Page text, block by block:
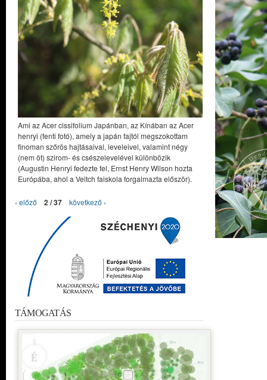
Ami az Acer cissifolium Japánban, az Kínában az Acer
henryi (fenti fotó), amely a japán fajtól megszokottam
finoman szőrös hajtásaival, leveleivel, valamint négy
(nem öt) szirom- és csészelevelével különbözik
(Augustin Henryi fedezte fel, Ernst Henry Wilson hozta
Európába, ahol a Veitch faiskola forgalmazta először).
‹ előző 2 / 37 következő ›
TÁMOGATÁS